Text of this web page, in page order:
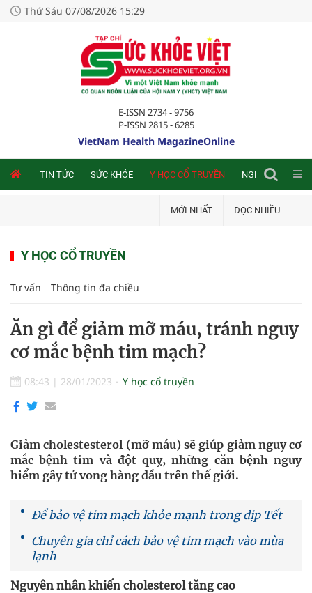
Thứ Sáu 07/08/2026 15:29
E-ISSN 2734 - 9756
P-ISSN 2815 - 6285
VietNam Health MagazineOnline
TIN TỨC SỨC KHỎE Y HỌC CỔ TRUYỀN NGHIÊN CỨU
MỚI NHẤT ĐỌC NHIỀU
Y HỌC CỔ TRUYỀN
Tư vấn Thông tin đa chiều
Ăn gì để giảm mỡ máu, tránh nguy
cơ mắc bệnh tim mạch?
08:43 | 28/01/2023 Y học cổ truyền
Giảm cholestesterol (mỡ máu) sẽ giúp giảm nguy cơ
mắc bệnh tim và đột quỵ, những căn bệnh nguy
hiểm gây tử vong hàng đầu trên thế giới.
Để bảo vệ tim mạch khỏe mạnh trong dịp Tết
Chuyên gia chỉ cách bảo vệ tim mạch vào mùa
lạnh
Nguyên nhân khiến cholesterol tăng cao